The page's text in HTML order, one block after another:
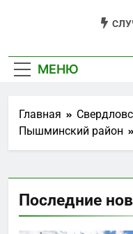
МЕНЮ
Главная
Пышминский район
Последние